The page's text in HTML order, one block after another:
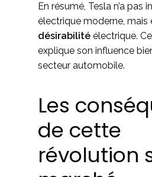
En résumé, Tesla n’a pas
électrique moderne, mais
désirabilité électrique.
explique son influence
secteur automobile.
Les
de cette
révolution